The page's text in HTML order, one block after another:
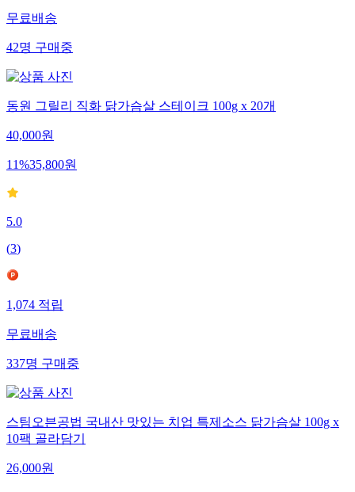
무료배송
42명구매중
동원 그릴리 직화 닭가슴살 스테이크 100g x 20개
40,000원
11%35,800원
5.0
(3)
1,074적립
무료배송
337명구매중
스팀오븐공법 국내산 맛있는 치업 특제소스 닭가슴살 100g x
10팩 골라담기
26,000원